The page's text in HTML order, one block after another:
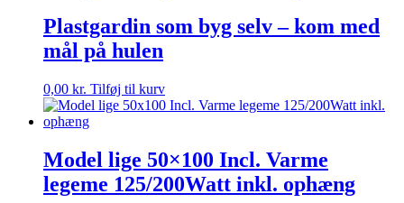
Plastgardin som byg selv – kom med
mål på hulen
0,00 kr. Tilføj til kurv
Model lige 50×100 Incl. Varme
legeme 125/200Watt inkl. ophæng